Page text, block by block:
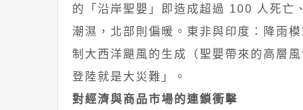
的「沿岸聖嬰」即造成超過 100 人死亡
潮濕，北部則偏暖。東非與印度：降雨
制大西洋颶風的生成（聖嬰帶來的高層
登陸就是大災難」。
對經濟與商品市場的連鎖衝擊